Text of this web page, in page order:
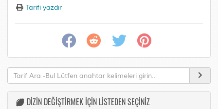
Tarifi yazdır
DİZİN DEĞİŞTİRMEK İÇİN LİSTEDEN SEÇİNİZ